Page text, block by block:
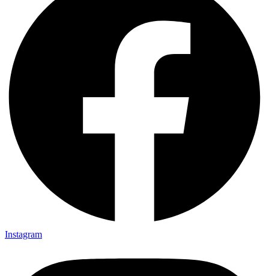
Instagram